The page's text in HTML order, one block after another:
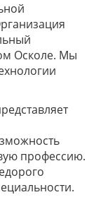
Осколе. Мы
профессию.